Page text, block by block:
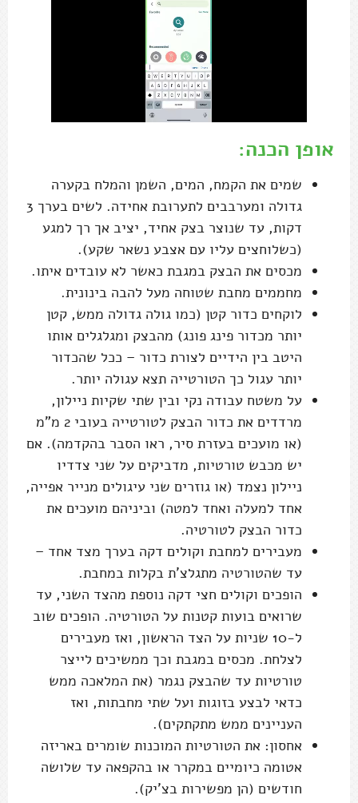
אופן הכנה:
שמים את הקמח, המים, השמן והמלח בקערה
גדולה ומערבבים לתערובת אחידה. לשים בערך 3
דקות, עד שנוצר בצק אחיד, יציב אך רך למגע
(כשלוחצים עליו עם אצבע נשאר שקע).
מכסים את הבצק במגבת כאשר לא עובדים איתו.
מחממים מחבת שטוחה מעל להבה בינונית.
לוקחים כדור קטן (כמו גולה גדולה ממש, קטן
יותר מכדור פינג פונג) מהבצק ומגלגלים אותו
היטב בין הידיים לצורת כדור – ככל שהכדור
יותר עגול כך הטורטייה תצא עגולה יותר.
על משטח עבודה נקי ובין שתי שקיות ניילון,
מרדדים את כדור הבצק לטורטייה בעובי 2 מ"מ
(או מועכים בעזרת סיר, ראו הסבר בהקדמה). אם
יש מכבש טורטיות, מדביקים על שני צדדיו
ניילון נצמד (או גוזרים שני עיגולים מנייר אפייה,
אחד למעלה ואחד למטה) וביניהם מועכים את
כדור הבצק לטורטיה.
מעבירים למחבת וקולים דקה בערך מצד אחד –
עד שהטורטיה מתגלצ'ת בקלות במחבת.
הופכים וקולים חצי דקה נוספת מהצד השני, עד
שרואים בועות קטנות על הטורטיה. הופכים שוב
ל-10 שניות על הצד הראשון, ואז מעבירים
לצלחת. מכסים במגבת וכך ממשיכים לייצר
טורטיות עד שהבצק נגמר (את המלאכה ממש
כדאי לבצע בזוגות ועל שתי מחבתות, ואז
העניינים ממש מתקתקים).
אחסון: את הטורטיות המוכנות שומרים באריזה
אטומה כיומיים במקרר או בהקפאה עד שלושה
חודשים (הן מפשירות בצ'יק).